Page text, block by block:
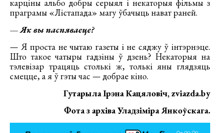
карціны альбо добры серыял і некаторыя фільмы з
праграмы «Лістапада» магу ўбачыць нават раней.
— Як вы паспяваеце?
— Я проста не чытаю газеты і не сяджу ў інтэрнэце.
Што такое чатыры гадзіны ў дзень? Некаторыя на
тэлевізар трацяць столькі ж, толькі яны глядзяць
смецце, а я ў гэты час — добрае кіно.
Гутарыла Ірэна Кацяловіч, zviazda.by
Фота з архіва Уладзіміра Янкоўскага.